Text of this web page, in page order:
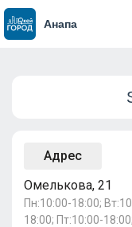
Анапа
Адрес
Омелькова, 21
Пн:10:00-18:00;
18:00; Пт:10:00-